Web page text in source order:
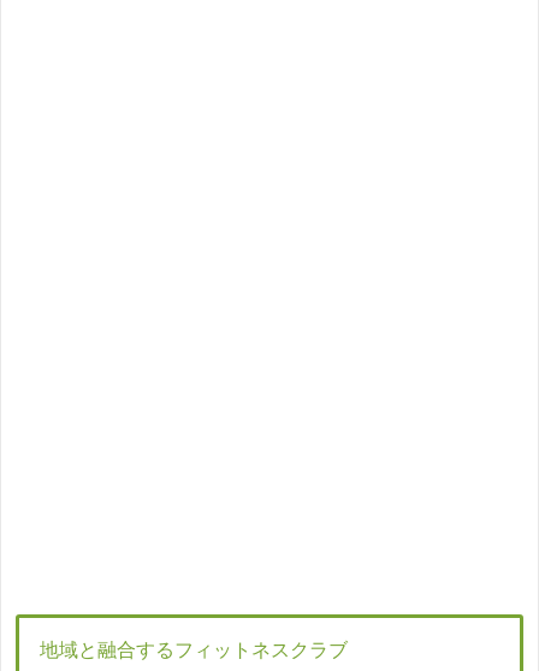
地域と融合するフィットネスクラブ